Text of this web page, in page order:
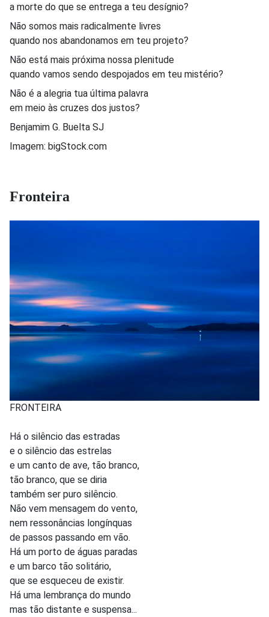
a morte do que se entrega a teu desígnio?
Não somos mais radicalmente livres
quando nos abandonamos em teu projeto?
Não está mais próxima nossa plenitude
quando vamos sendo despojados em teu mistério?
Não é a alegria tua última palavra
em meio às cruzes dos justos?
Benjamim G. Buelta SJ
Imagem: bigStock.com
Fronteira
FRONTEIRA
Há o silêncio das estradas
e o silêncio das estrelas
e um canto de ave, tão branco,
tão branco, que se diria
também ser puro silêncio.
Não vem mensagem do vento,
nem ressonâncias longínquas
de passos passando em vão.
Há um porto de águas paradas
e um barco tão solitário,
que se esqueceu de existir.
Há uma lembrança do mundo
mas tão distante e suspensa...